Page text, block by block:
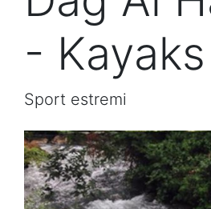
- Kayaks
Sport estremi